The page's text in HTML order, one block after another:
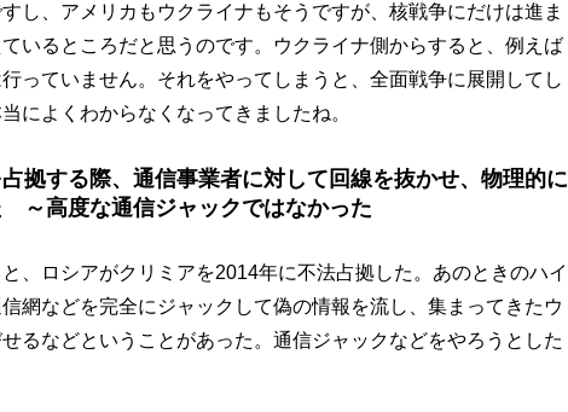
し、アメリカもウクライナもそうですが、核戦争にだけは進ま
いるところだと思うのです。ウクライナ側からすると、例えば
っていません。それをやってしまうと、全面戦争に展開してし
によくわからなくなってきましたね。
拠する際、通信事業者に対して回線を抜かせ、物理的に
～高度な通信ジャックではなかった
、ロシアがクリミアを2014年に不法占拠した。あのときのハイ
網などを完全にジャックして偽の情報を流し、集まってきたウ
るなどということがあった。通信ジャックなどをやろうとした